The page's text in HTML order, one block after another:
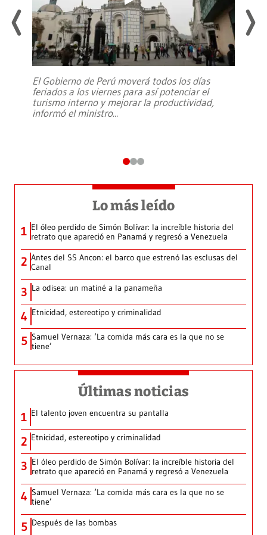
El Gobierno de Perú moverá todos los días
feriados a los viernes para así potenciar el
turismo interno y mejorar la productividad,
informó el ministro...
Lo más leído
1 El óleo perdido de Simón Bolívar: la increíble historia del
retrato que apareció en Panamá y regresó a Venezuela
2 Antes del SS Ancon: el barco que estrenó las esclusas del
Canal
3 La odisea: un matiné a la panameña
4 Etnicidad, estereotipo y criminalidad
5 Samuel Vernaza: ‘La comida más cara es la que no se
tiene’
Últimas noticias
1 El talento joven encuentra su pantalla​
2 Etnicidad, estereotipo y criminalidad
3 El óleo perdido de Simón Bolívar: la increíble historia del
retrato que apareció en Panamá y regresó a Venezuela
4 Samuel Vernaza: ‘La comida más cara es la que no se
tiene’
5 Después de las bombas